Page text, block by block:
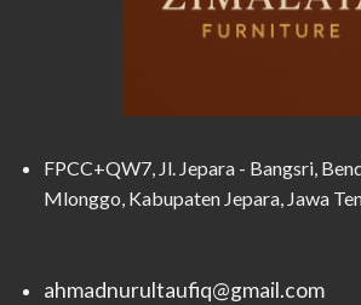
FPCC+QW7, Jl. Jepara - Bangsri,
Mlonggo, Kabupaten Jepara, Jawa
ahmadnurultaufiq@gmail.com